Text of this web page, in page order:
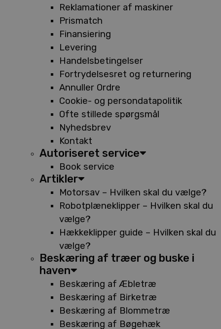
Reklamationer af maskiner
Prismatch
Finansiering
Levering
Handelsbetingelser
Fortrydelsesret og returnering
Annuller Ordre
Cookie- og persondatapolitik
Ofte stillede spørgsmål
Nyhedsbrev
Kontakt
Autoriseret service
Book service
Artikler
Motorsav – Hvilken skal du vælge?
Robotplæneklipper – Hvilken skal du
vælge?
Hækkeklipper guide – Hvilken skal du
vælge?
Beskæring af træer og buske i
haven
Beskæring af Æbletræ
Beskæring af Birketræ
Beskæring af Blommetræ
Beskæring af Bøgehæk